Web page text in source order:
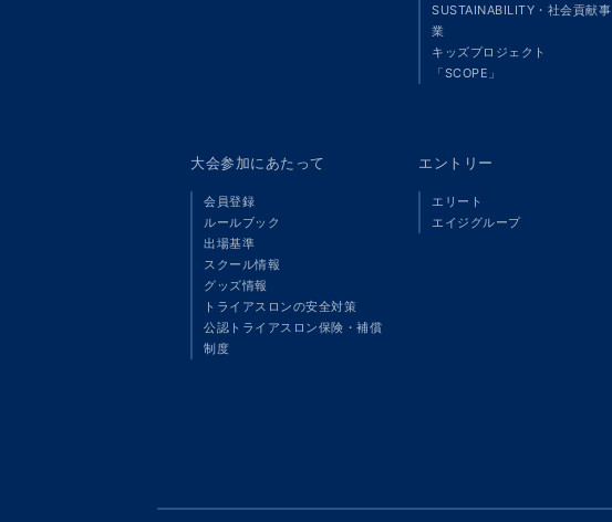
SUSTAINABILITY・社会貢献事
業
キッズプロジェクト
「SCOPE」
大会参加にあたって
会員登録
ルールブック
出場基準
スクール情報
グッズ情報
トライアスロンの安全対策
公認トライアスロン保険・補償
制度
エントリー
エリート
エイジグループ